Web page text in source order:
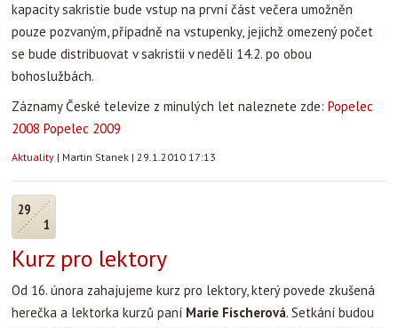
kapacity sakristie bude vstup na první část večera umožněn
pouze pozvaným, případně na vstupenky, jejichž omezený počet
se bude distribuovat v sakristii v neděli 14.2. po obou
bohoslužbách.
Záznamy České televize z minulých let naleznete zde: Popelec
2008 Popelec 2009
Aktuality | Martin Stanek | 29.1.2010 17:13
29
1
Kurz pro lektory
Od 16. února zahajujeme kurz pro lektory, který povede zkušená
herečka a lektorka kurzů paní Marie Fischerová. Setkání budou